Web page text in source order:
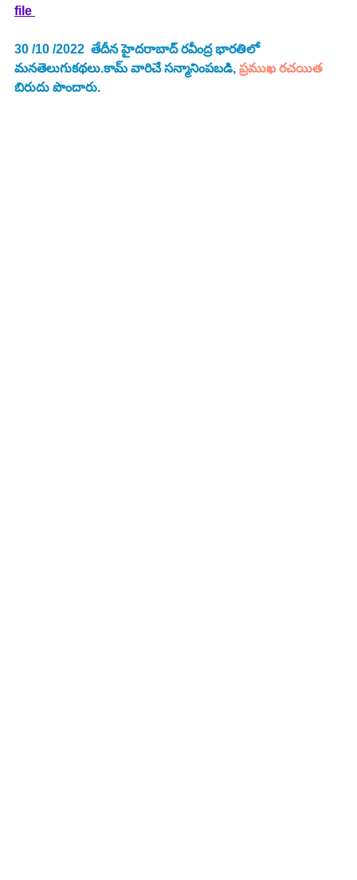
file
30 /10 /2022  తేదీన హైదరాబాద్ రవీంద్ర భారతిలో
మనతెలుగుకథలు.కామ్ వారిచే సన్మానింపబడి, ప్రముఖ రచయిత
బిరుదు పొందారు.